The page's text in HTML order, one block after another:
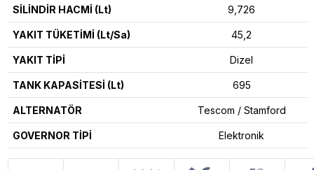
SİLİNDİR HACMİ (Lt) 9,726
YAKIT TÜKETİMİ (Lt/Sa) 45,2
YAKIT TİPİ Dizel
TANK KAPASİTESİ (Lt) 695
ALTERNATÖR Tescom / Stamford
GOVERNOR TİPİ Elektronik